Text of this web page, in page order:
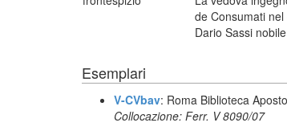
de Consumati
Dario Sassi
Esemplari
V-CVbav: Roma Biblioteca
Collocazione: Ferr. V 8090/07